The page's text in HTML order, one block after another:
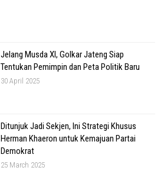
Jelang Musda XI, Golkar Jateng Siap
Tentukan Pemimpin dan Peta Politik Baru
30 April 2025
Ditunjuk Jadi Sekjen, Ini Strategi Khusus
Herman Khaeron untuk Kemajuan Partai
Demokrat
25 March 2025